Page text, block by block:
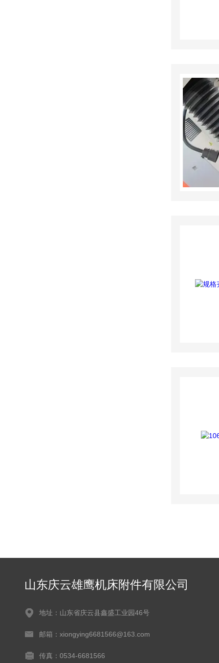
山东庆云雄鹰机床附件有限公司
地址：山东省庆云县鑫盛工业园46号
邮箱：xiongying6681566@163.com
传真：0534-6681566